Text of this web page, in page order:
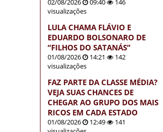
02/08/2026 09:40
146
visualizações
LULA CHAMA FLÁVIO E
EDUARDO BOLSONARO DE
“FILHOS DO SATANÁS”
01/08/2026 14:21
142
visualizações
FAZ PARTE DA CLASSE MÉDIA?
VEJA SUAS CHANCES DE
CHEGAR AO GRUPO DOS MAIS
RICOS EM CADA ESTADO
01/08/2026 12:49
141